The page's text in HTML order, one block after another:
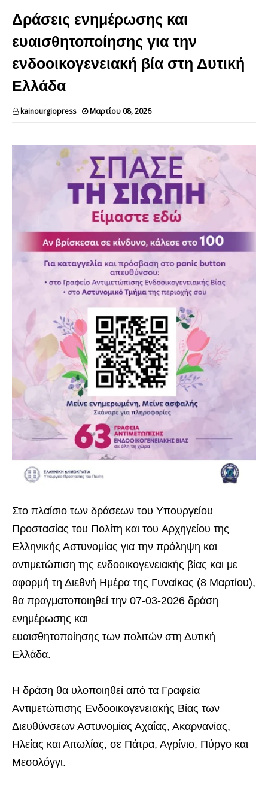
Δράσεις ενημέρωσης και
ευαισθητοποίησης για την
ενδοοικογενειακή βία στη Δυτική
Ελλάδα
kainourgiopress Μαρτίου 08, 2026
Στο πλαίσιο των δράσεων του Υπουργείου
Προστασίας του Πολίτη και του Αρχηγείου της
Ελληνικής Αστυνομίας για την πρόληψη και
αντιμετώπιση της ενδοοικογενειακής βίας και με
αφορμή τη Διεθνή Ημέρα της Γυναίκας (8 Μαρτίου),
θα πραγματοποιηθεί την 07-03-2026 δράση
ενημέρωσης και
ευαισθητοποίησης των πολιτών στη Δυτική
Ελλάδα.
Η δράση θα υλοποιηθεί από τα Γραφεία
Αντιμετώπισης Ενδοοικογενειακής Βίας των
Διευθύνσεων Αστυνομίας Αχαΐας, Ακαρνανίας,
Ηλείας και Αιτωλίας, σε Πάτρα, Αγρίνιο, Πύργο και
Μεσολόγγι.